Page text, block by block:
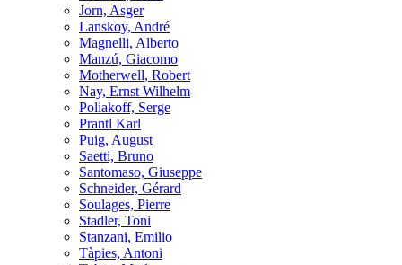
Jorn, Asger
Lanskoy, André
Magnelli, Alberto
Manzú, Giacomo
Motherwell, Robert
Nay, Ernst Wilhelm
Poliakoff, Serge
Prantl Karl
Puig, August
Saetti, Bruno
Santomaso, Giuseppe
Schneider, Gérard
Soulages, Pierre
Stadler, Toni
Stanzani, Emilio
Tàpies, Antoni